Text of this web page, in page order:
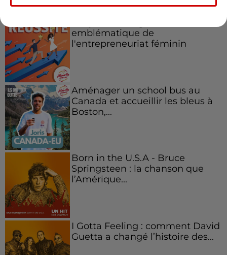
emblématique de
l'entrepreneuriat féminin
Aménager un school bus au
Canada et accueillir les bleus à
Boston,...
Born in the U.S.A - Bruce
Springsteen : la chanson que
l’Amérique...
I Gotta Feeling : comment David
Guetta a changé l’histoire des...